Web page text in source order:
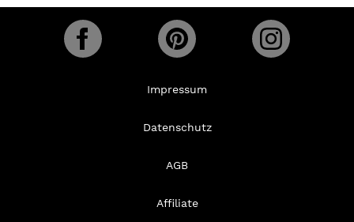
Impressum
Datenschutz
AGB
Affiliate